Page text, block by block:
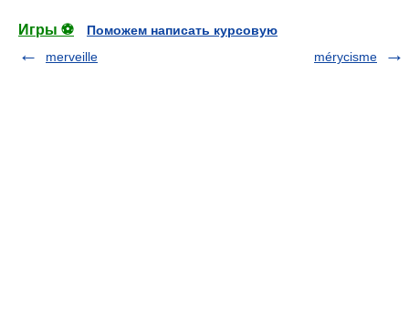
Игры ⚽
Поможем написать курсовую
merveille
mérycisme